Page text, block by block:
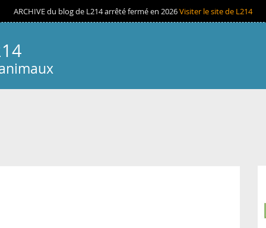
ARCHIVE du blog de L214 arrêté fermé en 2026Visiter le site de L214